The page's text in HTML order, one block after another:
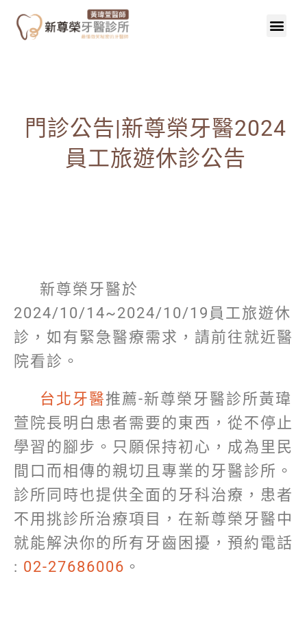
門診公告|新尊榮牙醫2024
員工旅遊休診公告
新尊榮牙醫於
2024/10/14~2024/10/19員工旅遊休
診，如有緊急醫療需求，請前往就近醫
院看診。
台北牙醫推薦-新尊榮牙醫診所黃瑋
萱院長明白患者需要的東西，從不停止
學習的腳步。只願保持初心，成為里民
間口而相傳的親切且專業的牙醫診所。
診所同時也提供全面的牙科治療，患者
不用挑診所治療項目，在新尊榮牙醫中
就能解決你的所有牙齒困擾，預約電話
: 02-27686006 。